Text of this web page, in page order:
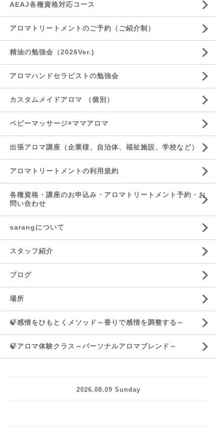
AEAJ各種資格対応コース
アロマトリートメントのご予約（ご紹介制）
精油の勉強会（2026Ver.)
アロマハンドセラピストの勉強会
カスタムメイドアロマ （個別）
ベビーマッサージ×ママアロマ
出張アロマ講座（企業様、自治体、福祉施設、学校など）
アロマトリートメントの利用規約
各種資格・講座のお申込み・アロマトリートメント予約・お
問い合わせ
sarangについて
スタッフ紹介
ブログ
場所
🍃感情をひもとくメソッド～香りで感情を調整する～
🍃アロマ体験クラス～パーソナルアロマブレンド～
2026.08.09 Sunday